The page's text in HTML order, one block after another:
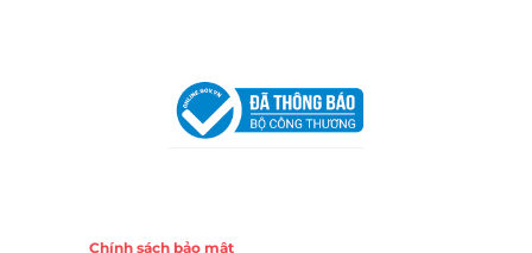
Chính sách bảo mật